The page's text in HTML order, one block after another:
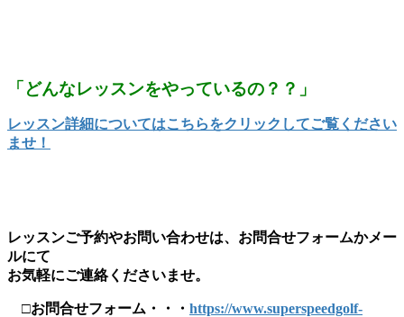
「どんなレッスンをやっているの？？」
レッスン詳細についてはこちらをクリックしてご覧ください
ませ！
レッスンご予約やお問い合わせは、お問合せフォームかメー
ルにて
お気軽にご連絡くださいませ。
□お問合せフォーム・・・ https://www.superspeedgolf-